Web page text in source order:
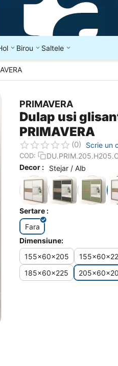
Birou Saltele
PRIMAVERA
Dulap usi
PRIMAVERA
(0) Scrie un
COD:
Decor :
Stejar / Alb
Sertare :
Fara
Dimensiune:
155x60x205
185x60x225